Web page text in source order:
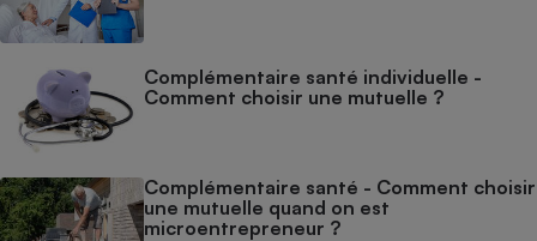
Complémentaire santé individuelle -
Comment choisir une mutuelle ?
Complémentaire santé - Comment choisir
une mutuelle quand on est
microentrepreneur ?